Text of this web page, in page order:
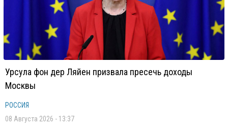
Урсула фон дер Ляйен призвала пресечь доходы
Москвы
РОССИЯ
08 Августа 2026 - 13:37